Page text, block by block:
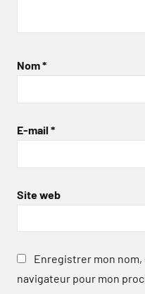
Nom*
E-mail *
Site web
Enregistrer mon
navigateur pour mon